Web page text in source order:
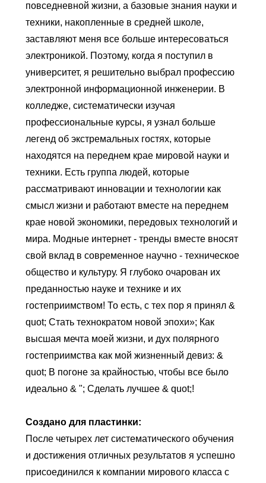
повседневной жизни, а базовые знания науки и
техники, накопленные в средней школе,
заставляют меня все больше интересоваться
электроникой. Поэтому, когда я поступил в
университет, я решительно выбрал профессию
электронной информационной инженерии. В
колледже, систематически изучая
профессиональные курсы, я узнал больше
легенд об экстремальных гостях, которые
находятся на переднем крае мировой науки и
техники. Есть группа людей, которые
рассматривают инновации и технологии как
смысл жизни и работают вместе на переднем
крае новой экономики, передовых технологий и
мира. Модные интернет - тренды вместе вносят
свой вклад в современное научно - техническое
общество и культуру. Я глубоко очарован их
преданностью науке и технике и их
гостеприимством! То есть, с тех пор я принял &
quot; Стать технократом новой эпохи»; Как
высшая мечта моей жизни, и дух полярного
гостеприимства как мой жизненный девиз: &
quot; В погоне за крайностью, чтобы все было
идеально & "; Сделать лучшее & quot;!
Создано для пластинки:
После четырех лет систематического обучения
и достижения отличных результатов я успешно
присоединился к компании мирового класса с